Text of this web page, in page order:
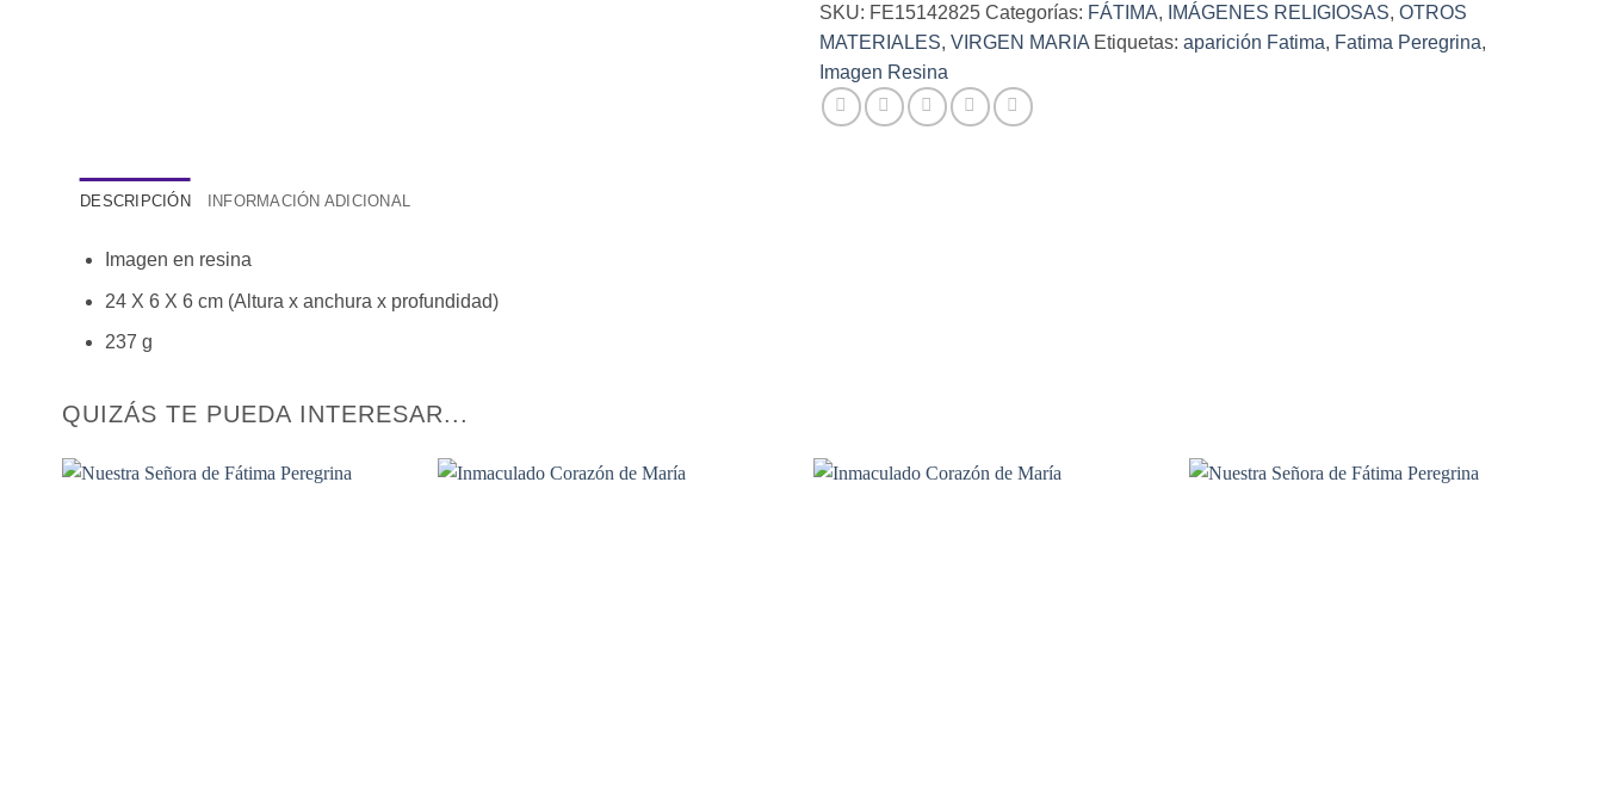
SKU: FE15142825 Categorías: FÁTIMA, IMÁGENES RELIGIOSAS, OTROS
MATERIALES, VIRGEN MARIA Etiquetas: aparición Fatima, Fatima Peregrina,
Imagen Resina
DESCRIPCIÓN INFORMACIÓN ADICIONAL
Imagen en resina
24 X 6 X 6 cm (Altura x anchura x profundidad)
237 g
QUIZÁS TE PUEDA INTERESAR...